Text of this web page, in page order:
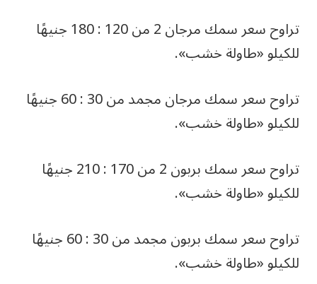
تراوح سعر سمك مرجان 2 من 120 : 180 جنيهًا
للكيلو «طاولة خشب».
تراوح سعر سمك مرجان مجمد من 30 : 60 جنيهًا
للكيلو «طاولة خشب».
تراوح سعر سمك بربون 2 من 170 : 210 جنيهًا
للكيلو «طاولة خشب».
تراوح سعر سمك بربون مجمد من 30 : 60 جنيهًا
للكيلو «طاولة خشب».